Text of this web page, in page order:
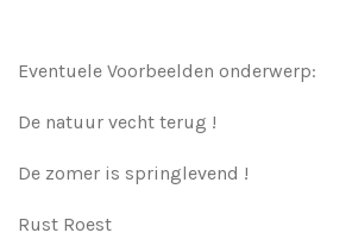
Eventuele Voorbeelden onderwerp:
De natuur vecht terug !
De zomer is springlevend !
Rust Roest